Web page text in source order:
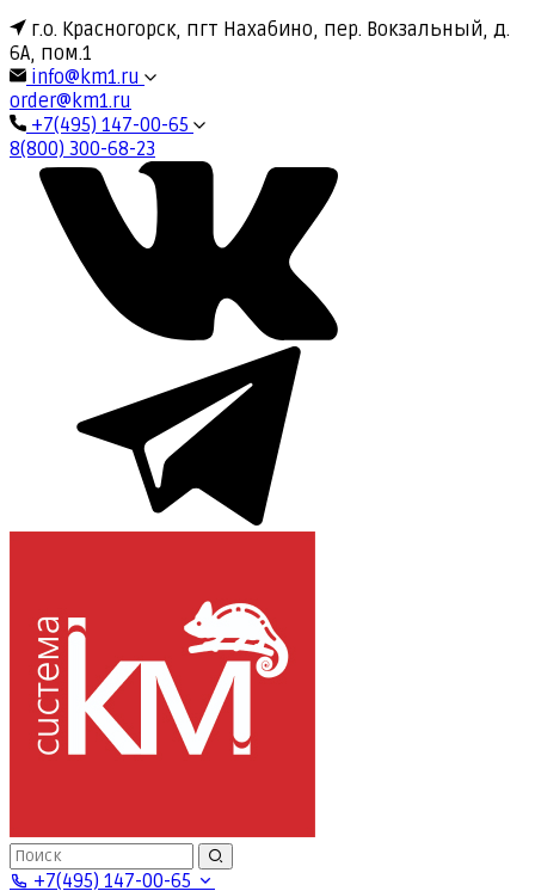
г.о. Красногорск, пгт Нахабино, пер. Вокзальный, д.
6А, пом.1
info@km1.ru
order@km1.ru
+7(495) 147-00-65
8(800) 300-68-23
+7(495) 147-00-65